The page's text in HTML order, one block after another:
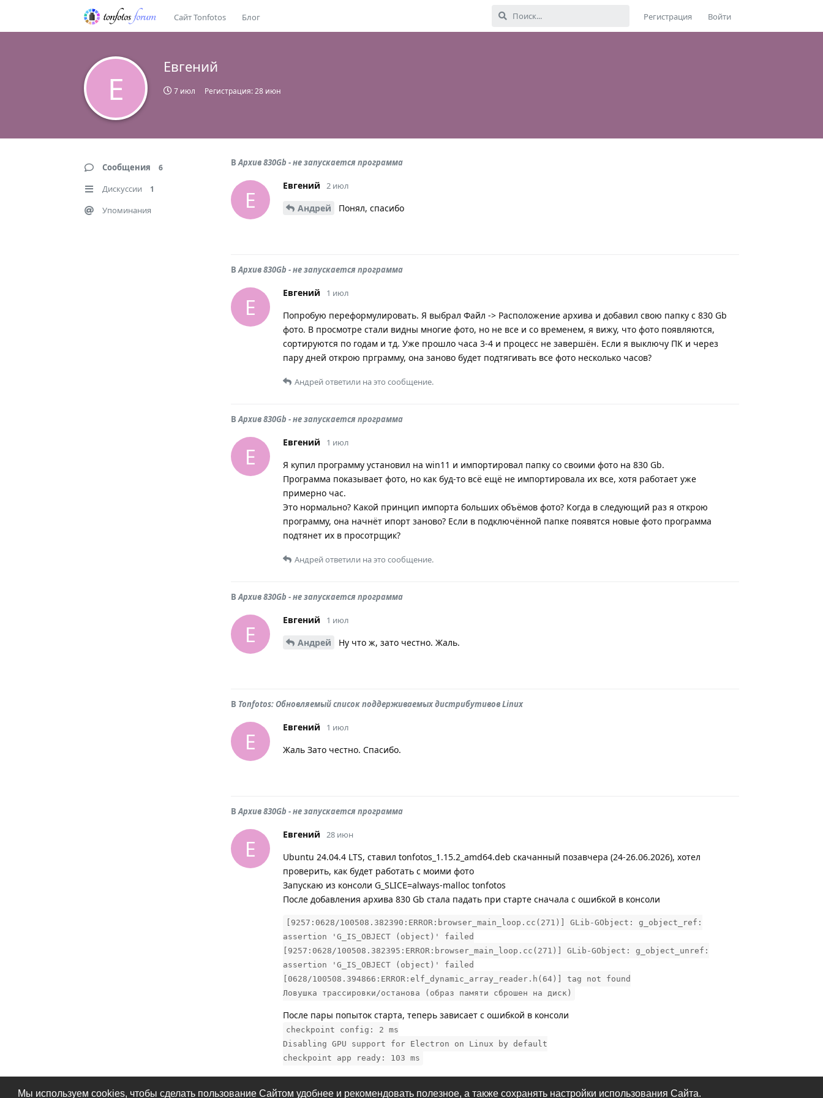
Мы используем cookies, чтобы сделать пользование Сайтом удобнее и рекомендовать полезное, а также сохранять настройки использования Сайта.
Сайт Tonfotos Блог Регистрация Войти
Е
Евгений
7 июл Регистрация:28 июн
Сообщения 6
Дискуссии 1
Упоминания
ВАрхив 830Gb - не запускается программа
Е
Евгений 2 июл
Андрей Понял, спасибо
ВАрхив 830Gb - не запускается программа
Е
Евгений 1 июл
Попробую переформулировать. Я выбрал Файл -> Расположение архива и добавил свою папку с 830 Gb
фото. В просмотре стали видны многие фото, но не все и со временем, я вижу, что фото появляются,
сортируются по годам и тд. Уже прошло часа 3-4 и процесс не завершён. Если я выключу ПК и через
пару дней открою прграмму, она заново будет подтягивать все фото несколько часов?
Андрейответили на это сообщение.
ВАрхив 830Gb - не запускается программа
Е
Евгений 1 июл
Я купил программу установил на win11 и импортировал папку со своими фото на 830 Gb.
Программа показывает фото, но как буд-то всё ещё не импортировала их все, хотя работает уже
примерно час.
Это нормально? Какой принцип импорта больших объёмов фото? Когда в следующий раз я открою
программу, она начнёт ипорт заново? Если в подключённой папке появятся новые фото программа
подтянет их в просотрщик?
Андрейответили на это сообщение.
ВАрхив 830Gb - не запускается программа
Е
Евгений 1 июл
Андрей Ну что ж, зато честно. Жаль.
В Tonfotos: Обновляемый список поддерживаемых дистрибутивов Linux
Е
Евгений 1 июл
Жаль Зато честно. Спасибо.
ВАрхив 830Gb - не запускается программа
Е
Евгений 28 июн
Ubuntu 24.04.4 LTS, ставил tonfotos_1.15.2_amd64.deb скачанный позавчера (24-26.06.2026), хотел
проверить, как будет работать с моими фото
Запускаю из консоли G_SLICE=always-malloc tonfotos
После добавления архива 830 Gb стала падать при старте сначала с ошибкой в консоли
[9257:0628/100508.382390:ERROR:browser_main_loop.cc(271)] GLib-GObject: g_object_ref:
assertion 'G_IS_OBJECT (object)' failed
[9257:0628/100508.382395:ERROR:browser_main_loop.cc(271)] GLib-GObject: g_object_unref:
assertion 'G_IS_OBJECT (object)' failed
[0628/100508.394866:ERROR:elf_dynamic_array_reader.h(64)] tag not found
Ловушка трассировки/останова (образ памяти сброшен на диск)
После пары попыток старта, теперь зависает с ошибкой в консоли
checkpoint config: 2 ms
Disabling GPU support for Electron on Linux by default
checkpoint app ready: 103 ms